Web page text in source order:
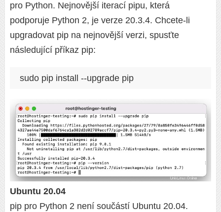
pro Python. Nejnovější iterací pipu, která
podporuje Python 2, je verze 20.3.4. Chcete-li
upgradovat pip na nejnovější verzi, spusťte
následující příkaz pip:
sudo pip install --upgrade pip
Ubuntu 20.04
pip pro Python 2 není součástí Ubuntu 20.04.